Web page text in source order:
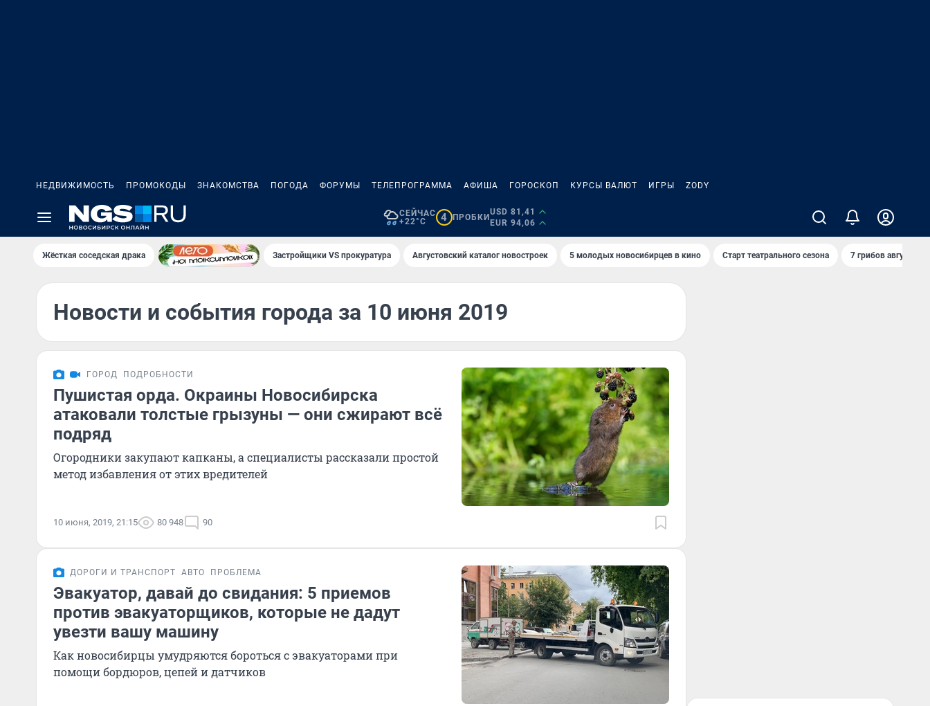
НЕДВИЖИМОСТЬ ПРОМОКОДЫ ЗНАКОМСТВА ПОГОДА ФОРУМЫ ТЕЛЕПРОГРАММА АФИША ГОРОСКОП КУРСЫ ВАЛЮТ ИГРЫ ZODY
СЕЙЧАС
+22°C
4 ПРОБКИ
USD 81,41
EUR 94,06
Жёсткая соседская драка Застройщики VS прокуратура Августовский каталог новостроек 5 молодых новосибирцев в кино Старт театрального сезона 7 грибов августа
Новости и события города за 10 июня 2019
ГОРОД ПОДРОБНОСТИ
Пушистая орда. Окраины Новосибирска
атаковали толстые грызуны — они сжирают всё
подряд
Огородники закупают капканы, а специалисты рассказали простой
метод избавления от этих вредителей
10 июня, 2019, 21:15 80 948 90
ДОРОГИ И ТРАНСПОРТ АВТО ПРОБЛЕМА
Эвакуатор, давай до свидания: 5 приемов
против эвакуаторщиков, которые не дадут
увезти вашу машину
Как новосибирцы умудряются бороться с эвакуаторами при
помощи бордюров, цепей и датчиков